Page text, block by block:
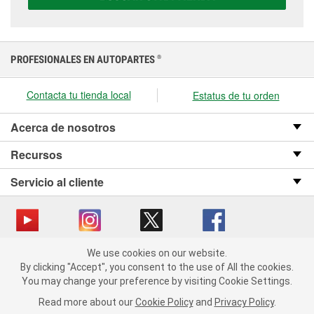
We use cookies on our website. By clicking "Accept", you consent
to the use of All the cookies.
You may change your preference by visiting Cookie Settings.
Read more about our Cookie Policy and Privacy Policy.
PROFESIONALES EN AUTOPARTES ®
Contacta tu tienda local Estatus de tu orden
Acerca de nosotros
Recursos
Servicio al cliente
Copyright © 2008-2026 O’Reilly Auto Parts v OST_3.2.0.0.729 (3) cv1361
catalog_main
Política de privacidad
Ley de transparencia en las cadenas de suministro
de California
We use cookies on our website.
By clicking "Accept", you consent to the use of All the cookies.
You may change your preference by visiting Cookie Settings.
Read more about our Cookie Policy and Privacy Policy.